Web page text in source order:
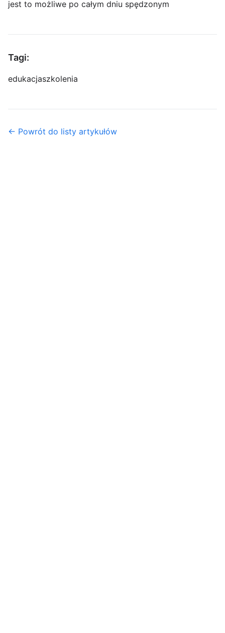
jest to możliwe po całym dniu spędzonym
Tagi:
edukacjaszkolenia
← Powrót do listy artykułów